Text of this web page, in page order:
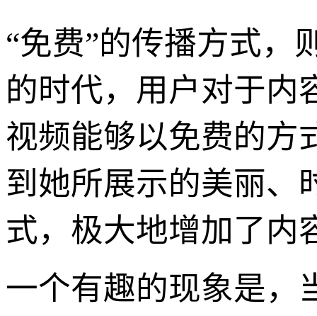
“免费”的传播方式，
的时代，用户对于内
视频能够以免费的方
到她所展示的美丽、
式，极大地增加了内
一个有趣的现象是，